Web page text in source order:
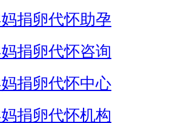
捐卵代怀助孕
捐卵代怀咨询
捐卵代怀中心
捐卵代怀机构